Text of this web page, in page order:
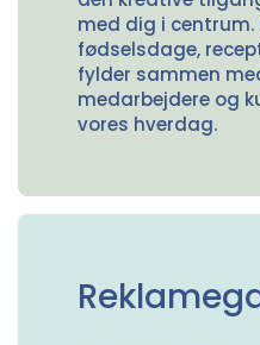
med dig i centrum.
fødselsdage,
fylder sammen
medarbejdere og